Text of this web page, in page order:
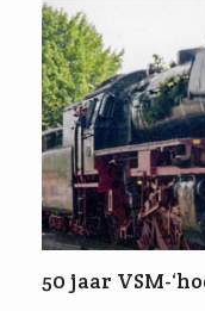
50 jaar VSM-